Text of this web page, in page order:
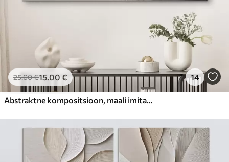
25.00€15.00 € 14
Abstraktne kompositsioon, maali imitatsioon